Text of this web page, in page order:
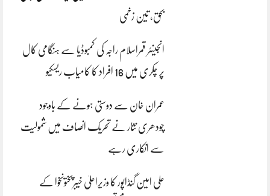
بحق، تین زخمی
انجینئر قمراسلام راجہ کی کمبوڈیا سے ہنگامی کال
پر چکری میں 16 افراد کا کامیاب ریسکیو
عمران خان سے دوستی ہونے کے باوجود
چودھری نثار نے تحریک انصاف میں شمولیت
سے انکاری رہے
علی امین گنڈاپور کا وزیراعلیٰ خیبرپختونخوا کے